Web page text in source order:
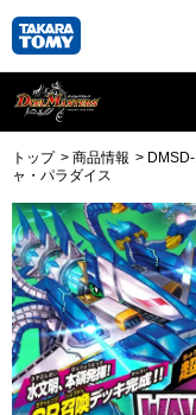
トップ 商品情報
ャ・パラダイス